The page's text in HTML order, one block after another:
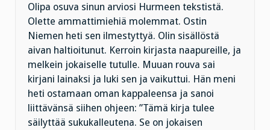
Olipa osuva sinun arviosi Hurmeen tekstistä.
Olette ammattimiehiä molemmat. Ostin
Niemen heti sen ilmestyttyä. Olin sisällöstä
aivan haltioitunut. Kerroin kirjasta naapureille, ja
melkein jokaiselle tutulle. Muuan rouva sai
kirjani lainaksi ja luki sen ja vaikuttui. Hän meni
heti ostamaan oman kappaleensa ja sanoi
liittävänsä siihen ohjeen: ”Tämä kirja tulee
säilyttää sukukalleutena. Se on jokaisen